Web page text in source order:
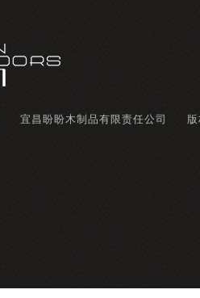
宜昌盼盼木制品有限责任公司